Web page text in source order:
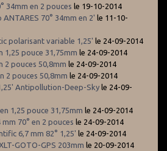
34mm en 2 pouces le 19-10-2014
70° 34mm en 2' le 11-10-
polarisant variable 1,25' le 24-09-2014
1,25 pouce 31,75mm le 24-09-2014
2 pouces 50,8mm le 24-09-2014
2 pouces 50,8mm le 24-09-2014
Antipollution-Deep-Sky le 24-09-
1,25 pouce 31,75mm le 24-09-2014
70° en 2 pouces le 24-09-2014
6,7 mm 82° 1,25' le 24-09-2014
GOTO-GPS 203mm le 20-09-2014